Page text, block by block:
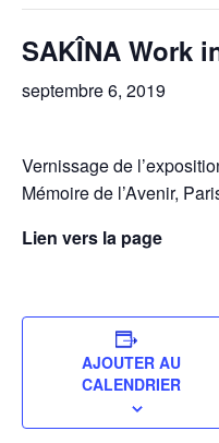
SAKÎNA Work
septembre 6, 2019
Vernissage de
Mémoire de l’Avenir,
Lien vers la page
AJOUTER AU
CALENDRIER